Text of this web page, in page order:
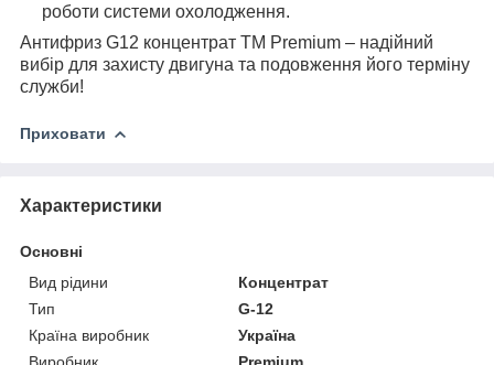
роботи системи охолодження.
Антифриз G12 концентрат TM Premium – надійний
вибір для захисту двигуна та подовження його терміну
служби!
Приховати
Характеристики
Основні
Вид рідини
Концентрат
Тип
G-12
Країна виробник
Україна
Виробник
Premium